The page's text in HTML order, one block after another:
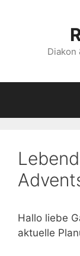
Diakon
Hallo liebe
aktuelle